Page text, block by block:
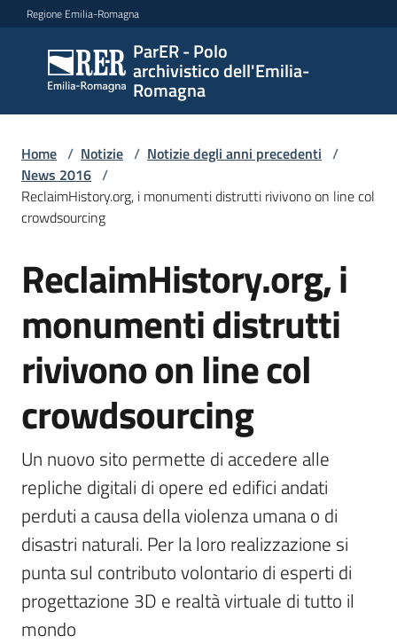
Vai al contenuto
Vai alla navigazione
Vai al footer
Regione Emilia-Romagna
ParER - Polo
archivistico dell'Emilia-
Romagna
ParER -
Polo
archivistico
Romagna
Polo
Archivio
storico
Conservazione
Argomenti
Contatti
Home / Notizie / Notizie degli anni precedenti /
News 2016 /
ReclaimHistory.org, i monumenti distrutti rivivono on line col
crowdsourcing
Salta al contenuto
ReclaimHistory.org, i
monumenti distrutti
rivivono on line col
crowdsourcing
Un nuovo sito permette di accedere alle
repliche digitali di opere ed edifici andati
perduti a causa della violenza umana o di
disastri naturali. Per la loro realizzazione si
punta sul contributo volontario di esperti di
progettazione 3D e realtà virtuale di tutto il
mondo